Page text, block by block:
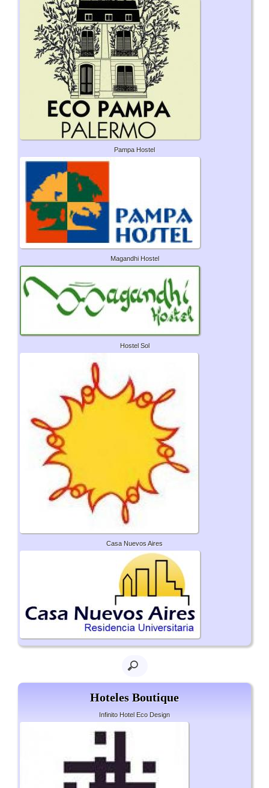
Pampa Hostel
Magandhi Hostel
Hostel Sol
Casa Nuevos Aires
Hoteles Boutique
Infinito Hotel Eco Design